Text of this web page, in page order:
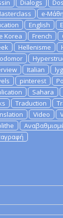
Dialogs
e-
English
Korea
French
Hellenisme
Italian
pinterest
Sahara
Traduction
Video